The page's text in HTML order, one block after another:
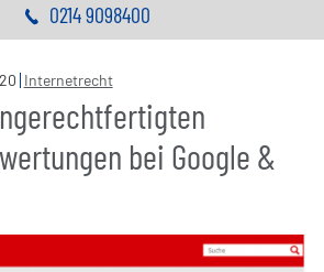
0214 9098400
Internetrecht
bei Google &